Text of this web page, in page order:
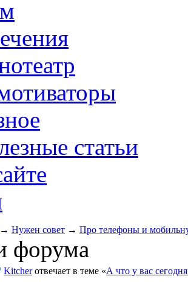
статьи
→ Нужен совет → Про телефоны и
форума
Kitcherотвечает в теме «А что у вас